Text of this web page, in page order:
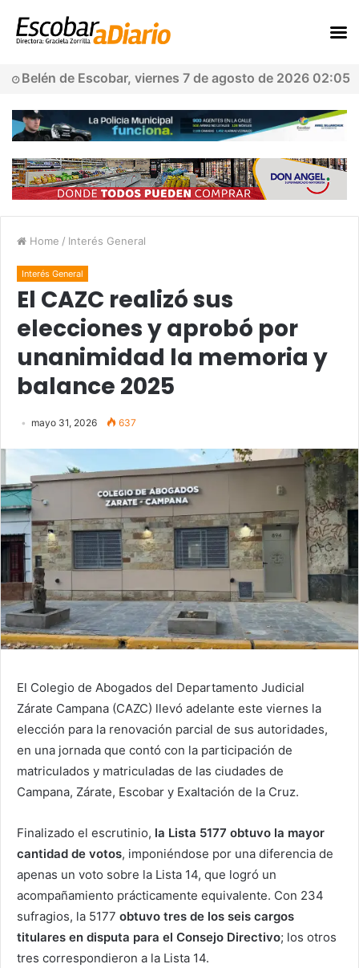
Belén de Escobar, viernes 7 de agosto de 2026 02:05
Home / Interés General
Interés General
El CAZC realizó sus
elecciones y aprobó por
unanimidad la memoria y
balance 2025
mayo 31, 2026 637
El Colegio de Abogados del Departamento Judicial
Zárate Campana (CAZC) llevó adelante este viernes la
elección para la renovación parcial de sus autoridades,
en una jornada que contó con la participación de
matriculados y matriculadas de las ciudades de
Campana, Zárate, Escobar y Exaltación de la Cruz.
Finalizado el escrutinio, la Lista 5177 obtuvo la mayor
cantidad de votos, imponiéndose por una diferencia de
apenas un voto sobre la Lista 14, que logró un
acompañamiento prácticamente equivalente. Con 234
sufragios, la 5177 obtuvo tres de los seis cargos
titulares en disputa para el Consejo Directivo; los otros
tres correspondieron a la Lista 14.